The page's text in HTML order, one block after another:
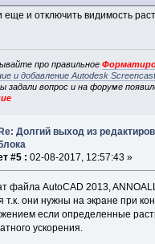
еще и отключить видимость
про правильное
и добавление Autodesk
задали вопрос и на форуме
Re: Долгий выход из
#5 : 02-08-2017, 12:57:43 »
файла AutoCAD 2013,
т.к. они нужны на экране при
если определенные
ускорения.